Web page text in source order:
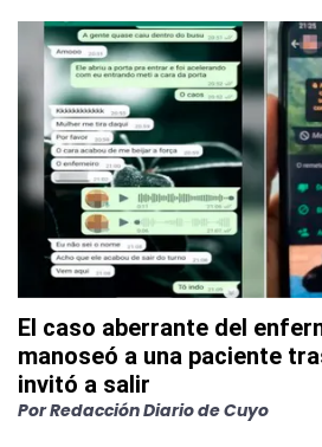
El caso aberrante del
manoseó a una paciente
invitó a salir
PorRedacción Diario de Cuyo